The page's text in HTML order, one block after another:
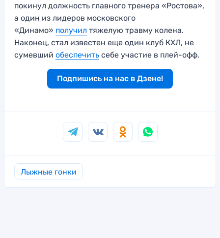
покинул должность главного тренера «Ростова»,
а один из лидеров московского
«Динамо» получил тяжелую травму колена.
Наконец, стал известен еще один клуб КХЛ, не
сумевший обеспечить себе участие в плей-офф.
Подпишись на нас в Дзене!
Лыжные гонки